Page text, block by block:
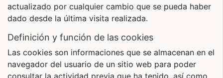
actualizado por cualquier cambio que se pueda haber
dado desde la última visita realizada.
definición y función de las cookies
Las cookies son informaciones que se almacenan en el
navegador del usuario de un sitio web para poder
consultar la actividad previa que ha tenido, así como